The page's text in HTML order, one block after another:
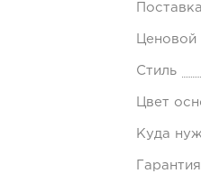
Ценовой
Стиль
Цвет
Куда